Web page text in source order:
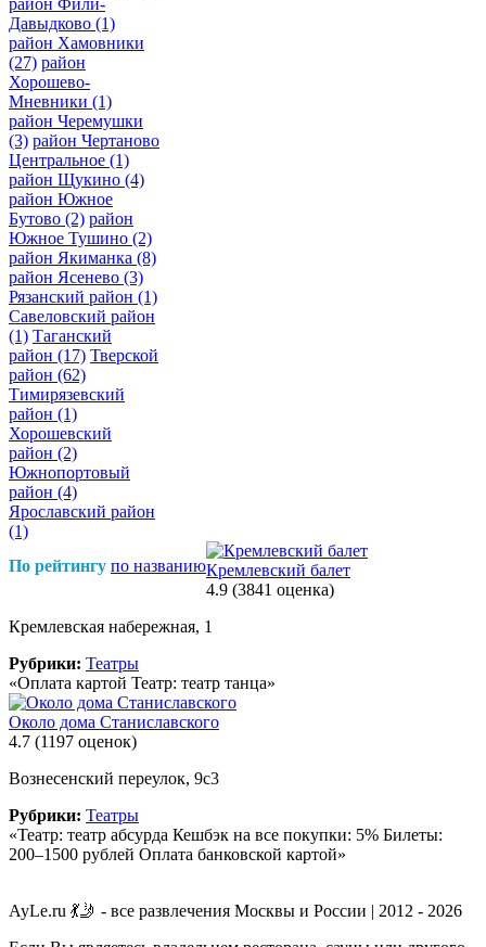
Давыдково (1)
район Хамовники
(27) район
Хорошево-
Мневники (1)
район Черемушки
(3) район Чертаново
Центральное (1)
район Щукино (4)
район Южное
Бутово (2) район
Южное Тушино (2)
район Якиманка (8)
район Ясенево (3)
Рязанский район (1)
Савеловский район
(1) Таганский
район (17) Тверской
район (62)
Тимирязевский
район (1)
Хорошевский
район (2)
Южнопортовый
район (4)
Ярославский район
(1)
По рейтингу по названиюКремлевский балет
4.9 (3841 оценка)
Кремлевская набережная, 1
Рубрики: Театры
«Оплата картой Театр: театр танца»
Около дома Станиславского
4.7 (1197 оценок)
Вознесенский переулок, 9с3
Рубрики: Театры
«Театр: театр абсурда Кешбэк на все покупки: 5% Билеты:
200–1500 рублей Оплата банковской картой»
AyLe.ru 💃🤳 - все развлечения Москвы и России | 2012 - 2026